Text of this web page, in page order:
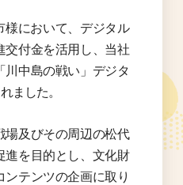
において、デジタル
交付金を活用し、当社
川中島の戦い」デジタ
ました。
場及びその周辺の松代
進を目的とし、文化財
テンツの企画に取り